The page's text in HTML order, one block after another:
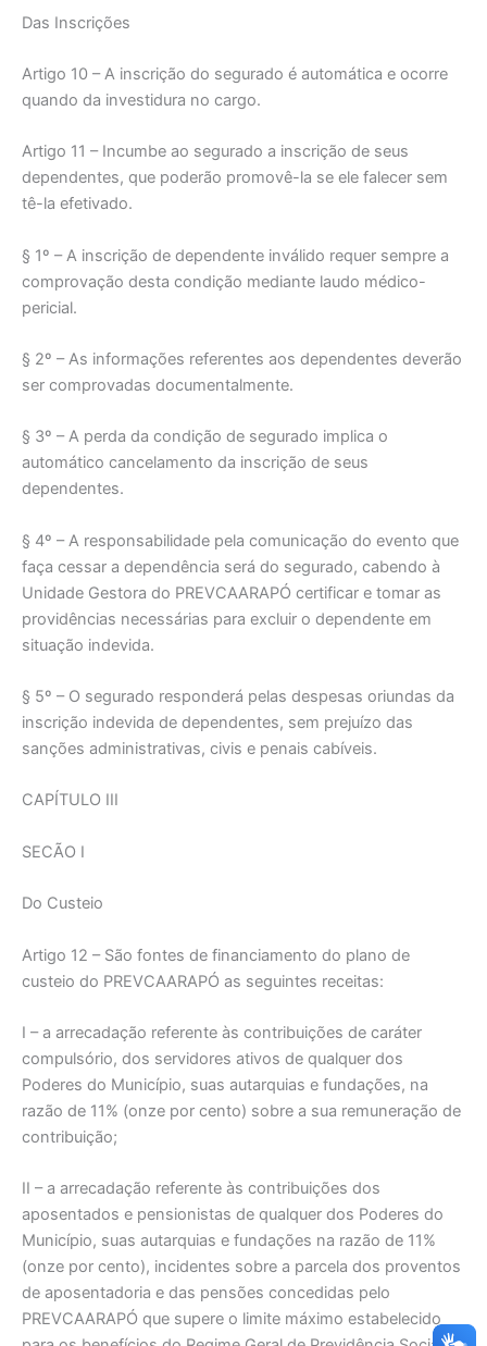
Das Inscrições
Artigo 10 – A inscrição do segurado é automática e ocorre
quando da investidura no cargo.
Artigo 11 – Incumbe ao segurado a inscrição de seus
dependentes, que poderão promovê-la se ele falecer sem
tê-la efetivado.
§ 1º – A inscrição de dependente inválido requer sempre a
comprovação desta condição mediante laudo médico-
pericial.
§ 2º – As informações referentes aos dependentes deverão
ser comprovadas documentalmente.
§ 3º – A perda da condição de segurado implica o
automático cancelamento da inscrição de seus
dependentes.
§ 4º – A responsabilidade pela comunicação do evento que
faça cessar a dependência será do segurado, cabendo à
Unidade Gestora do PREVCAARAPÓ certificar e tomar as
providências necessárias para excluir o dependente em
situação indevida.
§ 5º – O segurado responderá pelas despesas oriundas da
inscrição indevida de dependentes, sem prejuízo das
sanções administrativas, civis e penais cabíveis.
CAPÍTULO III
SECÃO I
Do Custeio
Artigo 12 – São fontes de financiamento do plano de
custeio do PREVCAARAPÓ as seguintes receitas:
I – a arrecadação referente às contribuições de caráter
compulsório, dos servidores ativos de qualquer dos
Poderes do Município, suas autarquias e fundações, na
razão de 11% (onze por cento) sobre a sua remuneração de
contribuição;
II – a arrecadação referente às contribuições dos
aposentados e pensionistas de qualquer dos Poderes do
Município, suas autarquias e fundações na razão de 11%
(onze por cento), incidentes sobre a parcela dos proventos
de aposentadoria e das pensões concedidas pelo
PREVCAARAPÓ que supere o limite máximo estabelecido